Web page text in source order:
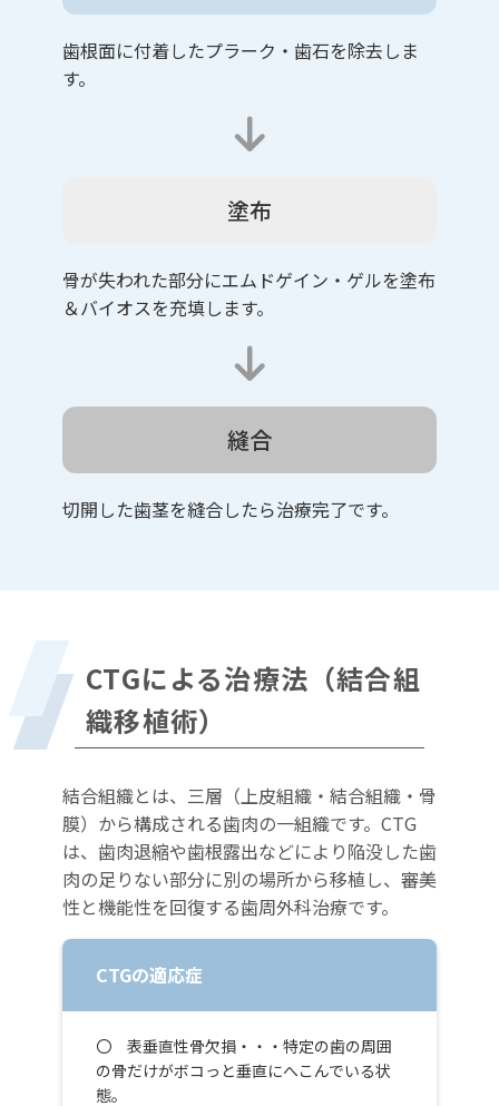
歯根面に付着したプラーク・歯石を除去しま
す。
塗布
骨が失われた部分にエムドゲイン・ゲルを塗布
＆バイオスを充填します。
縫合
切開した歯茎を縫合したら治療完了です。
CTGによる治療法（結合組
織移植術）
結合組織とは、三層（上皮組織・結合組織・骨
膜）から構成される歯肉の一組織です。CTG
は、歯肉退縮や歯根露出などにより陥没した歯
肉の足りない部分に別の場所から移植し、審美
性と機能性を回復する歯周外科治療です。
CTGの適応症
〇 表垂直性骨欠損・・・特定の歯の周囲
の骨だけがボコっと垂直にへこんでいる状
態。